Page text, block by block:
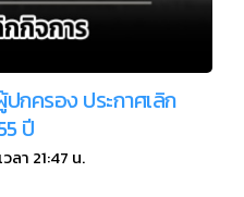
กครอง ประกาศเลิก
ปี
ลา 21:47 น.